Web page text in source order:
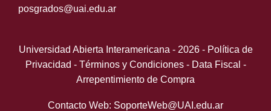
posgrados@uai.edu.ar
Universidad Abierta Interamericana - 2026 - Política de
Privacidad - Términos y Condiciones- Data Fiscal -
Arrepentimiento de Compra
Contacto Web: SoporteWeb@UAI.edu.ar